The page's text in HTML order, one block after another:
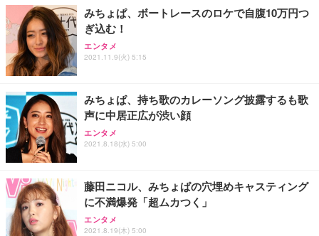
みちょぱ、ボートレースのロケで自腹10万円つ
ぎ込む！
エンタメ
2021.11.9(火) 5:15
みちょぱ、持ち歌のカレーソング披露するも歌
声に中居正広が渋い顔
エンタメ
2021.8.18(水) 5:00
藤田ニコル、みちょぱの穴埋めキャスティング
に不満爆発「超ムカつく」
エンタメ
2021.8.19(木) 5:00